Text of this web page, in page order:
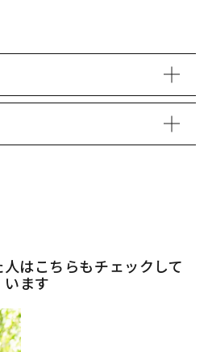
人はこちらもチェックして
います